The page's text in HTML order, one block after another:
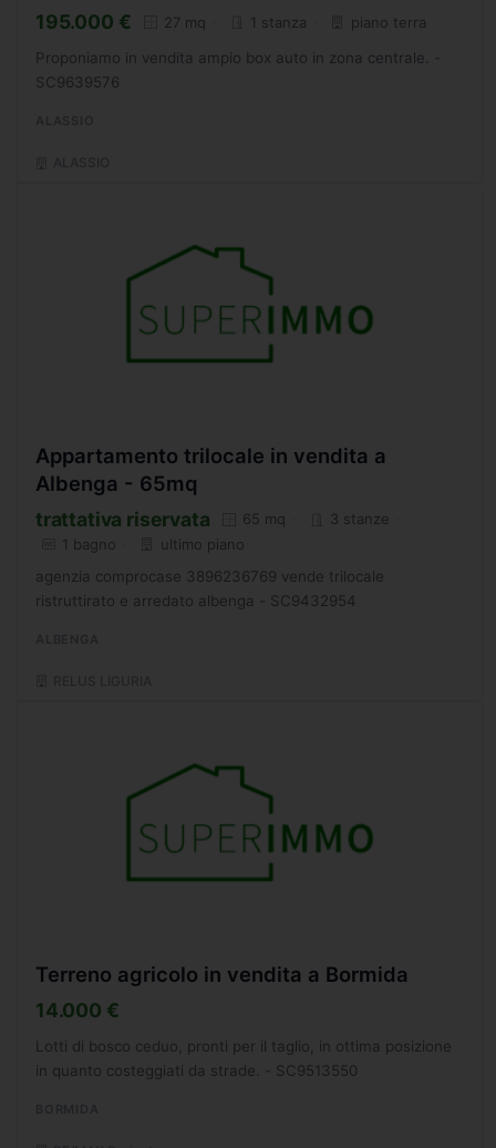
195.000 € 27 mq 1 stanza piano terra
Proponiamo in vendita ampio box auto in zona centrale. -
SC9639576
Appartamento trilocale in vendita a
Albenga - 65mq
trattativa riservata 65 mq
3 stanze
1 bagno
ultimo piano
agenzia comprocase 3896236769 vende trilocale
ristruttirato e arredato albenga - SC9432954
Terreno agricolo in vendita a Bormida
14.000 €
Lotti di bosco ceduo, pronti per il taglio, in ottima posizione
in quanto costeggiati da strade. - SC9513550